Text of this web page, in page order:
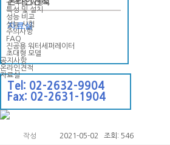
규격 및 외형도
특성 및 설치
성능 비교
성능 시험
주의사항
FAQ
진공용 워터세퍼레이터
초대형 모델
공지사항
온라인견적
자료실
자료실
Tel: 02-2632-9904
Fax: 02-2631-1904
작성 2021-05-02 조회: 546